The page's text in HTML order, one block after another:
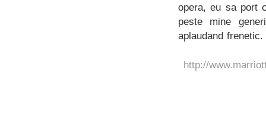
opera, eu sa port
peste mine
aplaudand
http://